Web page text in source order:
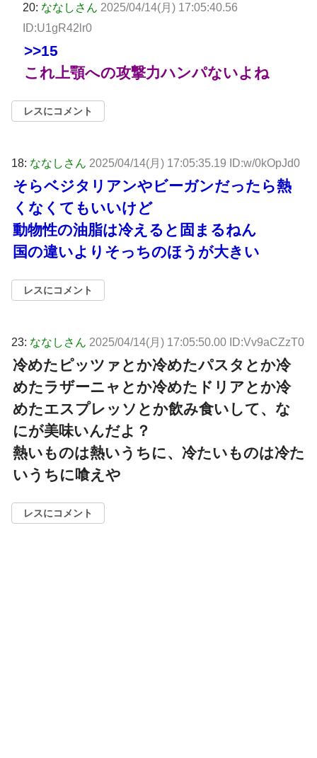
20: ななしさん 2025/04/14(月) 17:05:40.56
ID:U1gR42lr0
>>15
これ上顎への攻撃力ハンパないよね
レスにコメント
18: ななしさん 2025/04/14(月) 17:05:35.19 ID:w/0kOpJd0
そらベジタリアンやビーガンだったら熱
くなくてもいいけど
動物性の油脂は冷えると固まるねん
国の違いよりそっちのほうが大きい
レスにコメント
23: ななしさん 2025/04/14(月) 17:05:50.00 ID:Vv9aCZzT0
冷めたピッツァとか冷めたパスタとか冷
めたラザーニャとか冷めたドリアとか冷
めたエスプレッソとか飲み食いして、な
にが美味いんだよ？
熱いものは熱いうちに、冷たいものは冷た
いうちに喰えや
レスにコメント